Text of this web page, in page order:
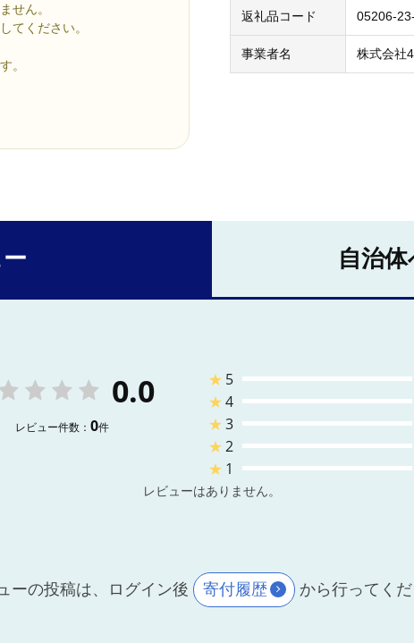
せん。
てください。
。
返礼品コード 05206-
事業者名 株式会社
自治
0.0
レビュー件数： 0件
★ 5
★4
★3
★2
★ 1
レビューはありません。
ーの投稿は、ログイン後 寄付履歴 から行ってくだ